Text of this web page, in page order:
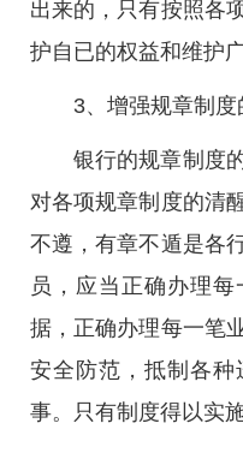
出来的，只有按照各
护自已的权益和维护
3、增强规章制
银行的规章制度
对各项规章制度的清
不遵，有章不遁是各
员，应当正确办理
据，正确办理每一笔
安全防范，抵制各
事。只有制度得以实